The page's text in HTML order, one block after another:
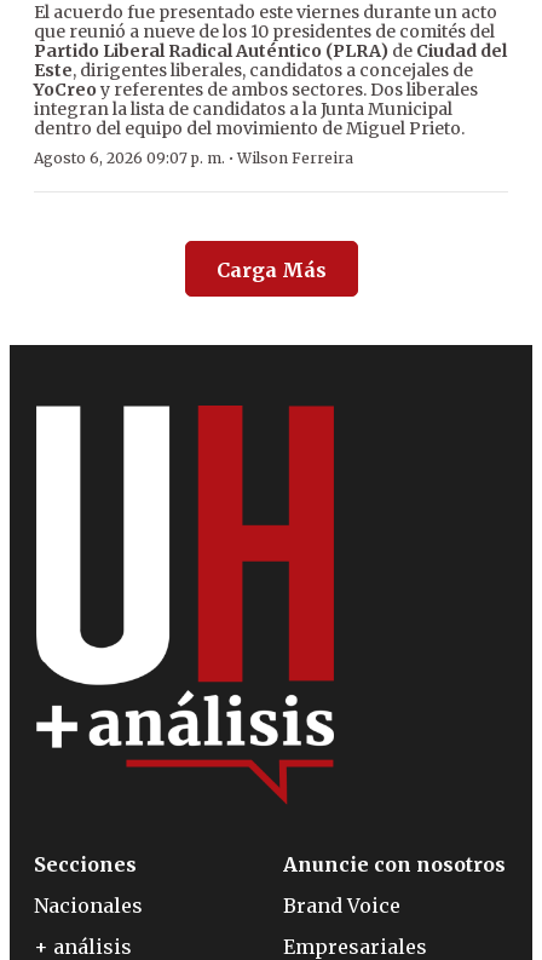
El acuerdo fue presentado este viernes durante un acto
que reunió a nueve de los 10 presidentes de comités del
Partido Liberal Radical Auténtico (PLRA) de Ciudad del
Este, dirigentes liberales, candidatos a concejales de
YoCreo y referentes de ambos sectores. Dos liberales
integran la lista de candidatos a la Junta Municipal
dentro del equipo del movimiento de Miguel Prieto.
Agosto 6, 2026 09:07 p. m. ·Wilson Ferreira
Carga Más
Secciones
Nacionales
+ análisis
Anuncie con nosotros
Brand Voice
Empresariales